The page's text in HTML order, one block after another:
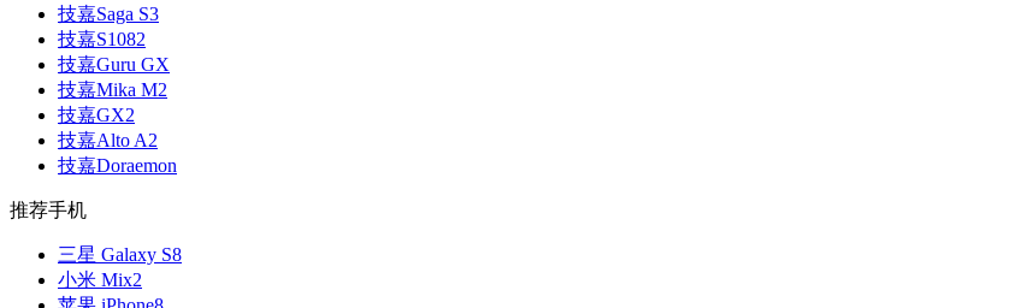
技嘉Saga S3
技嘉S1082
技嘉Guru GX
技嘉Mika M2
技嘉GX2
技嘉Alto A2
技嘉Doraemon
推荐手机
三星 Galaxy S8
小米 Mix2